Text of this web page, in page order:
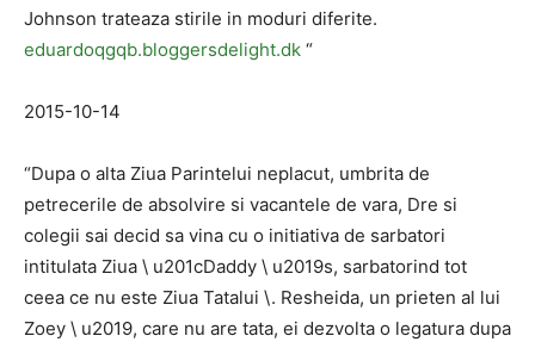
Johnson trateaza stirile in moduri diferite.
eduardoqgqb.bloggersdelight.dk “
2015-10-14
“Dupa o alta Ziua Parintelui neplacut, umbrita de
petrecerile de absolvire si vacantele de vara, Dre si
colegii sai decid sa vina cu o initiativa de sarbatori
intitulata Ziua \ u201cDaddy \ u2019s, sarbatorind tot
ceea ce nu este Ziua Tatalui \. Resheida, un prieten al lui
Zoey \ u2019, care nu are tata, ei dezvolta o legatura dupa